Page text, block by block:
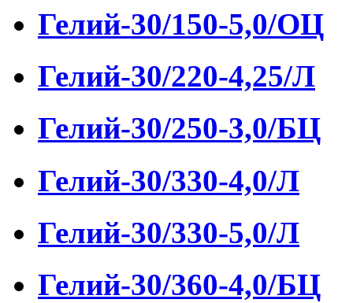
Гелий-30/150-5,0/ОЦ
Гелий-30/220-4,25/Л
Гелий-30/250-3,0/БЦ
Гелий-30/330-4,0/Л
Гелий-30/330-5,0/Л
Гелий-30/360-4,0/БЦ